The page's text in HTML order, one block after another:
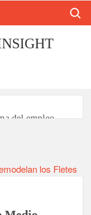
del empleo
los Fletes